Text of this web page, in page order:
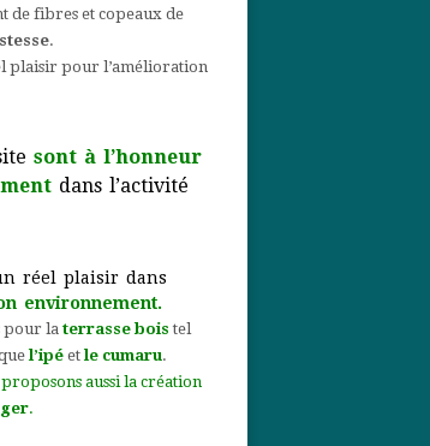
de fibres et copeaux de
.
plaisir pour l’amélioration
sont à l’honneur
dans l’activité
réel plaisir dans
environnement.
pour laterrasse bois tel
l’ipéet le cumaru.
aussi la création
.